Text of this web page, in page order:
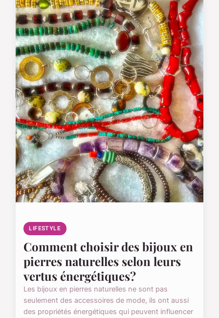
LIFESTYLE
Comment choisir des bijoux en
pierres naturelles selon leurs
vertus énergétiques?
Les bijoux en pierres naturelles ne sont pas
seulement des accessoires de mode, ils ont aussi
des propriétés énergétiques qui peuvent influencer